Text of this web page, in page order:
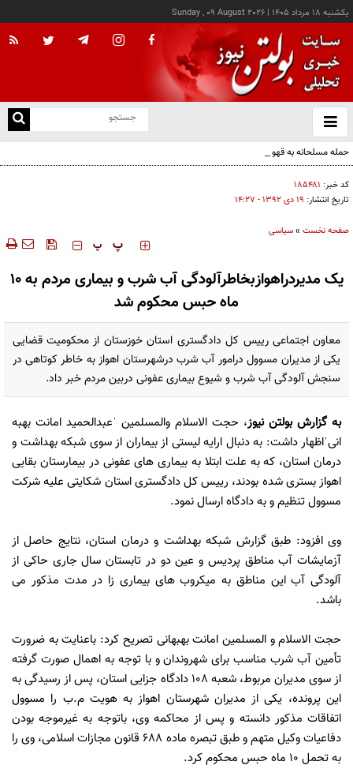
يکشنبه ۱۸ مرداد ۱۴۰۵ |
Sunday , 09 August 2026
باز
و
حمله مسلحانه به قهوه‌خانه‌ای در زاهدان؛ ۲ نفر جان باختند
کد خبر: ۱۸۵۴۸۱
تاریخ انتشار: ۱۹ دی ۱۳۹۲ - ۱۴:۲۷
صفحه نخست »سیاسی
‍‍‍ پ پ
یک مدیردراهوازبخاطرآلودگی آب شرب و بیماری مردم به 10
ماه حبس محکوم شد
معاون اجتماعی رییس کل دادگستری استان خوزستان از محکومیت قضایی
یکی از مدیران مسوول درامور آب شرب درشهرستان اهواز به خاطر کوتاهی در
سنجش آلودگی آب شرب و شیوع بیماری عفونی دربین مردم خبر داد.
به گزارشبولتن نیوز، حجت الاسلام والمسلمین ˈعبدالحمید امانت بهبه
انیˈاظهار داشت: به دنبال ارایه لیستی از بیماران از سوی شبکه بهداشت و
درمان استان، که به علت ابتلا به بیماری های عفونی در بیمارستان بقایی
اهواز بستری شده بودند، رییس کل دادگستری استان شکایتی علیه شرکت
مسوول تنظیم و به دادگاه ارسال نمود.
وی افزود: طبق گزارش شبکه بهداشت و درمان استان، نتایج حاصل از
آزمایشات آب مناطق پردیس و عین دو در تابستان سال جاری حاکی از
آلودگی آب این مناطق به میکروب های بیماری زا در مدت مذکور می
باشد.
حجت الاسلام و المسلمین امانت بهبهانی تصریح کرد: باعنایت به ضرورت
تأمین آب شرب مناسب برای شهروندان و با توجه به اهمال صورت گرفته
از سوی مدیران مربوط، شعبه 108 دادگاه جزایی استان، پس از رسیدگی به
این پرونده، یکی از مدیران شهرستان اهواز به هویت م.ب را مسوول
اتفاقات مذکور دانسته و پس از محاکمه وی، باتوجه به غیرموجه بودن
دفاعیات وکیل متهم و طبق تبصره ماده 688 قانون مجازات اسلامی، وی را
به تحمل 10 ماه حبس محکوم کرد.